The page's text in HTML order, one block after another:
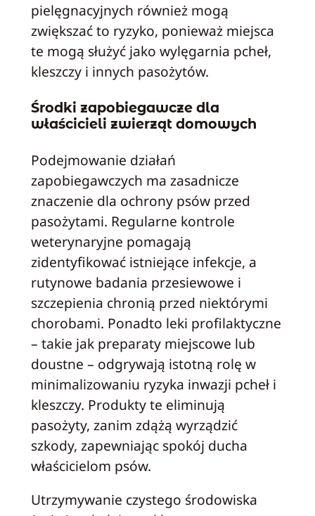
pielęgnacyjnych również mogą
zwiększać to ryzyko, ponieważ miejsca
te mogą służyć jako wylęgarnia pcheł,
kleszczy i innych pasożytów.
Środki zapobiegawcze dla
właścicieli zwierząt domowych
Podejmowanie działań
zapobiegawczych ma zasadnicze
znaczenie dla ochrony psów przed
pasożytami. Regularne kontrole
weterynaryjne pomagają
zidentyfikować istniejące infekcje, a
rutynowe badania przesiewowe i
szczepienia chronią przed niektórymi
chorobami. Ponadto leki profilaktyczne
– takie jak preparaty miejscowe lub
doustne – odgrywają istotną rolę w
minimalizowaniu ryzyka inwazji pcheł i
kleszczy. Produkty te eliminują
pasożyty, zanim zdążą wyrządzić
szkody, zapewniając spokój ducha
właścicielom psów.
Utrzymywanie czystego środowiska